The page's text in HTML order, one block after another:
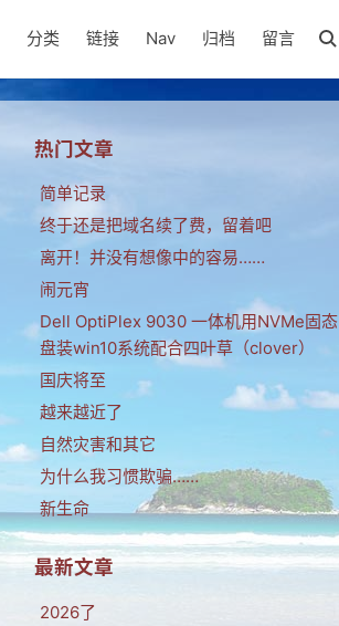
分类 链接 Nav 归档 留言
热门文章
简单记录
终于还是把域名续了费，留着吧
离开！并没有想像中的容易……
闹元宵
Dell OptiPlex 9030 一体机用NVMe固态
盘装win10系统配合四叶草（clover）
国庆将至
越来越近了
自然灾害和其它
为什么我习惯欺骗……
新生命
最新文章
2026了